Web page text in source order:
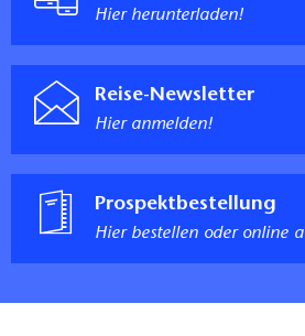
Hier herunterladen!
Reise-Newsletter
Hier anmelden!
Prospektbestellung
Hier bestellen oder online